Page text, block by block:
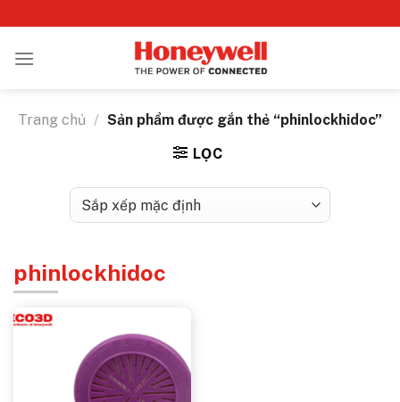
qua
nội
Trang chủ / Sản phẩm được gắn thẻ “phinlockhidoc”
LỌC
phinlockhidoc